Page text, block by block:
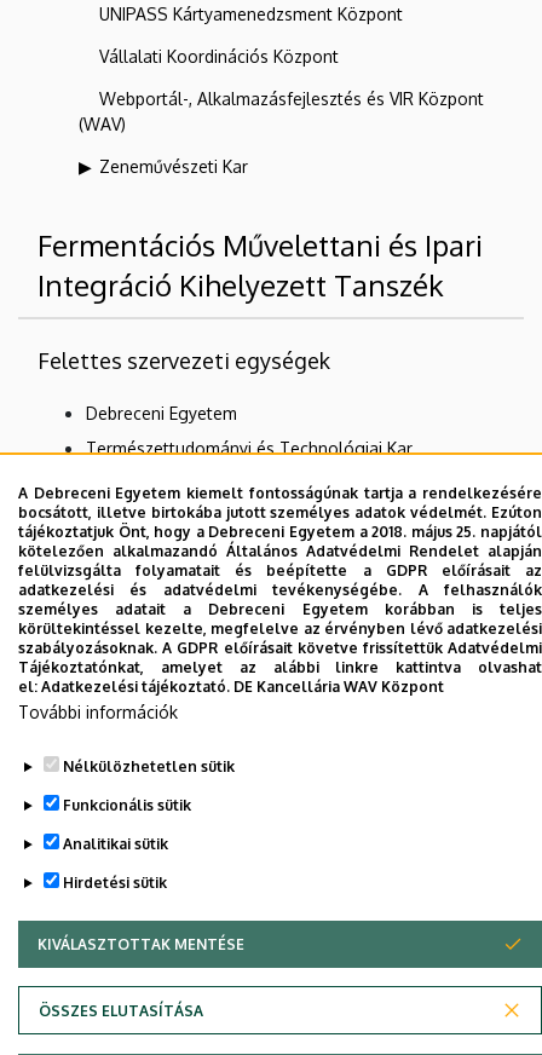
UNIPASS Kártyamenedzsment Központ
Vállalati Koordinációs Központ
Webportál-, Alkalmazásfejlesztés és VIR Központ
(WAV)
Zeneművészeti Kar
Fermentációs Művelettani és Ipari
Integráció Kihelyezett Tanszék
Felettes szervezeti egységek
Debreceni Egyetem
Természettudományi és Technológiai Kar
Biotechnológiai Intézet
Dolgozói adatmódosítás igénylése a DE
telefonkönyvében|Külső személyek rögzítése a
DE telefonkönyvében|Súgó|Hibabejelentés
Szerzői jog © 2026 Unideb
A Debreceni Egyetem kiemelt fontosságúnak tartja a rendelkezésére
bocsátott, illetve birtokába jutott személyes adatok védelmét. Ezúton
tájékoztatjuk Önt, hogy a Debreceni Egyetem a 2018. május 25. napjától
kötelezően alkalmazandó Általános Adatvédelmi Rendelet alapján
felülvizsgálta folyamatait és beépítette a GDPR előírásait az
adatkezelési és adatvédelmi tevékenységébe. A felhasználók
személyes adatait a Debreceni Egyetem korábban is teljes
körültekintéssel kezelte, megfelelve az érvényben lévő adatkezelési
szabályozásoknak. A GDPR előírásait követve frissítettük Adatvédelmi
Tájékoztatónkat, amelyet az alábbi linkre kattintva olvashat
el: Adatkezelési tájékoztató. DE Kancellária WAV Központ
További információk
Nélkülözhetetlen sütik
Funkcionális sütik
Analitikai sütik
Hirdetési sütik
KIVÁLASZTOTTAK MENTÉSE
ÖSSZES ELUTASÍTÁSA
WITHDRAW CONSENT